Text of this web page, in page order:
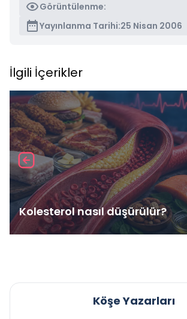
Görüntülenme:
Yayınlanma Tarihi:25 Nisan 2006
İlgili İçerikler
Kolesterol nasıl düşürülür?
Köşe Yazarları